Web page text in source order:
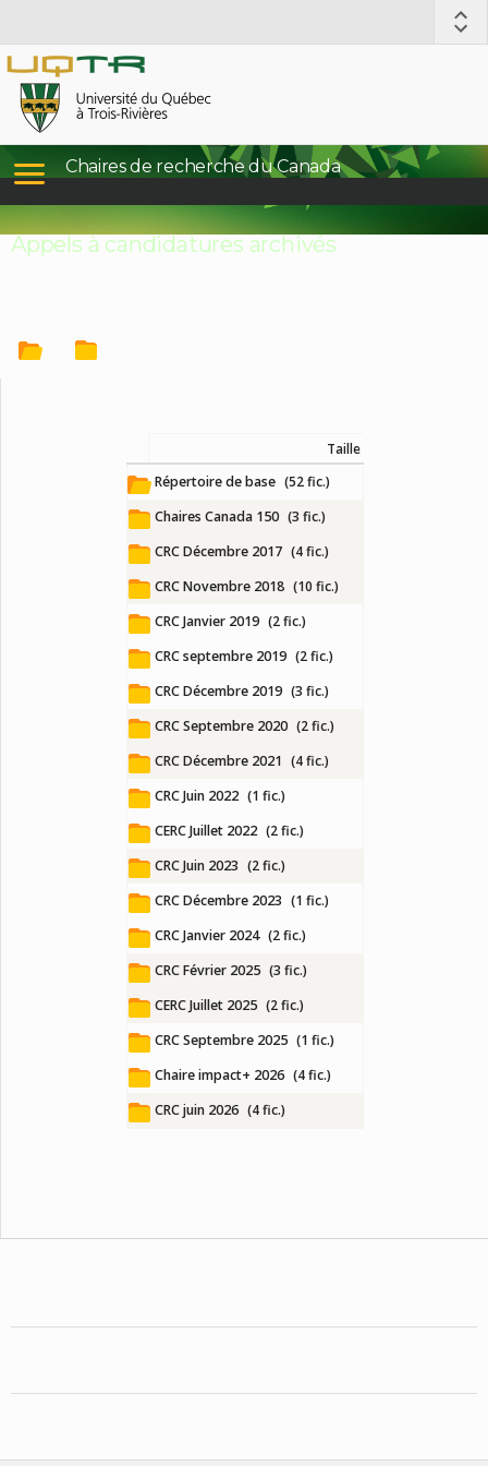
Chaires de recherche du Canada
Appels à candidatures archivés
Taille
Répertoire de base (52 fic.)
Chaires Canada 150 (3 fic.)
CRC Décembre 2017 (4 fic.)
CRC Novembre 2018 (10 fic.)
CRC Janvier 2019 (2 fic.)
CRC septembre 2019 (2 fic.)
CRC Décembre 2019 (3 fic.)
CRC Septembre 2020 (2 fic.)
CRC Décembre 2021 (4 fic.)
CRC Juin 2022 (1 fic.)
CERC Juillet 2022 (2 fic.)
CRC Juin 2023 (2 fic.)
CRC Décembre 2023 (1 fic.)
CRC Janvier 2024 (2 fic.)
CRC Février 2025 (3 fic.)
CERC Juillet 2025 (2 fic.)
CRC Septembre 2025 (1 fic.)
Chaire impact+ 2026 (4 fic.)
CRC juin 2026 (4 fic.)